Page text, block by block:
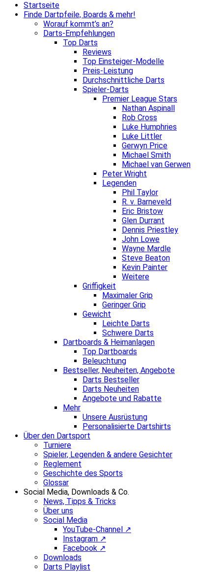
Startseite
Finde Dartpfeile, Boards & mehr!
Worauf kommt’s an?
Darts-Empfehlungen
Top Darts
Reviews
Top Einsteiger-Modelle
Preis-Leistung
Durchschnittliche Darts
Spieler-Darts
Premier League Stars
Nathan Aspinall
Rob Cross
Luke Humphries
Luke Littler
Gerwyn Price
Michael Smith
Michael van Gerwen
Peter Wright
Legenden
Phil Taylor
R. v. Barneveld
Eric Bristow
Glen Durrant
Dennis Priestley
John Lowe
Wayne Mardle
Steve Beaton
Kevin Painter
Weitere
Griffigkeit
Maximaler Grip
Geringer Grip
Gewicht
Leichte Darts
Schwere Darts
Dartboards & Heimanlagen
Top Dartboards
Beleuchtung
Bestseller, Neuheiten, Angebote
Darts Bestseller
Darts Neuheiten
Angebote und Rabatte
Mehr
Unsere Ausrüstung
Personalisierte Dartshirts
Über den Dartsport
Turniere
Spieler, Legenden & andere Gesichter
Reglement
Geschichte des Sports
Glossar
Social Media, Downloads & Co.
News, Tipps & Tricks
Über uns
Social Media
YouTube-Channel ↗
Instagram ↗
Facebook ↗
Downloads
Darts Playlist